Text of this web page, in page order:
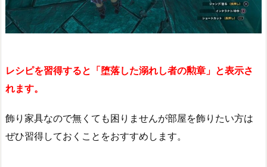
レシピを習得すると「堕落した溺れし者の勲章」と表示さ
れます。
飾り家具なので無くても困りませんが部屋を飾りたい方は
ぜひ習得しておくことをおすすめします。